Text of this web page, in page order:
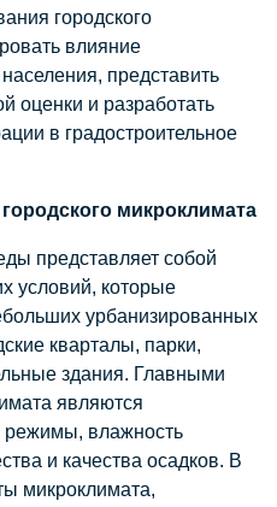
городского
влияние
представить
оценки и разработать
в градостроительное
микроклимата
представляет собой
условий, которые
урбанизированных
кварталы, парки,
здания. Главными
являются
режимы, влажность
и качества осадков. В
микроклимата,